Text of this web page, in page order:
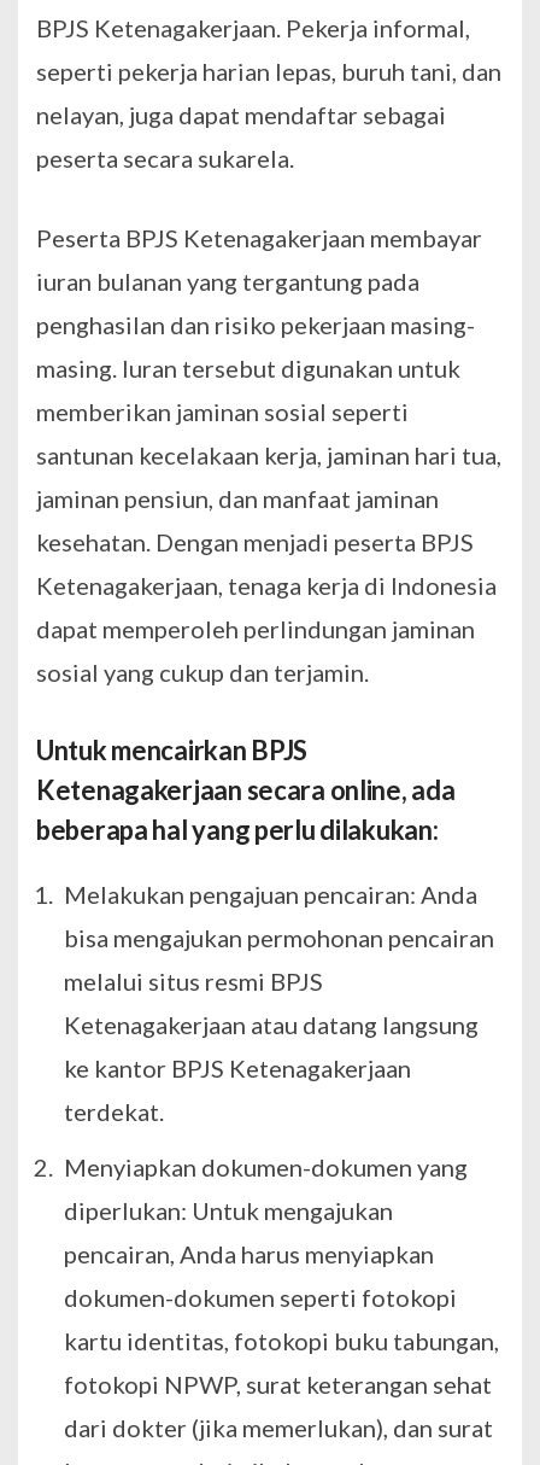
BPJS Ketenagakerjaan. Pekerja informal,
seperti pekerja harian lepas, buruh tani, dan
nelayan, juga dapat mendaftar sebagai
peserta secara sukarela.
Peserta BPJS Ketenagakerjaan membayar
iuran bulanan yang tergantung pada
penghasilan dan risiko pekerjaan masing-
masing. Iuran tersebut digunakan untuk
memberikan jaminan sosial seperti
santunan kecelakaan kerja, jaminan hari tua,
jaminan pensiun, dan manfaat jaminan
kesehatan. Dengan menjadi peserta BPJS
Ketenagakerjaan, tenaga kerja di Indonesia
dapat memperoleh perlindungan jaminan
sosial yang cukup dan terjamin.
Untuk mencairkan BPJS
Ketenagakerjaan secara online, ada
beberapa hal yang perlu dilakukan:
Melakukan pengajuan pencairan: Anda
bisa mengajukan permohonan pencairan
melalui situs resmi BPJS
Ketenagakerjaan atau datang langsung
ke kantor BPJS Ketenagakerjaan
terdekat.
Menyiapkan dokumen-dokumen yang
diperlukan: Untuk mengajukan
pencairan, Anda harus menyiapkan
dokumen-dokumen seperti fotokopi
kartu identitas, fotokopi buku tabungan,
fotokopi NPWP, surat keterangan sehat
dari dokter (jika memerlukan), dan surat